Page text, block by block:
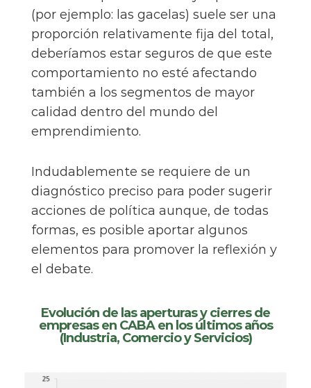
(por ejemplo: las gacelas) suele ser una
proporción relativamente fija del total,
deberíamos estar seguros de que este
comportamiento no esté afectando
también a los segmentos de mayor
calidad dentro del mundo del
emprendimiento.
Indudablemente se requiere de un
diagnóstico preciso para poder sugerir
acciones de política aunque, de todas
formas, es posible aportar algunos
elementos para promover la reflexión y
el debate.
Evolución de las aperturas y cierres de
empresas en CABA en los últimos años
(Industria, Comercio y Servicios)